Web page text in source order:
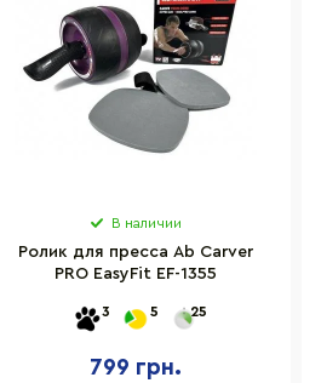
В наличии
Ролик для пресса Ab Carver
PRO EasyFit EF-1355
3 5 25
799 грн.